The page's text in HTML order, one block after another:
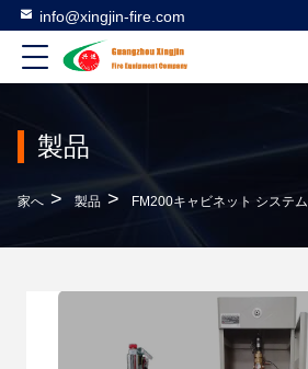
info@xingjin-fire.com
製品
家へ > 製品 > FM200キャビネット システム